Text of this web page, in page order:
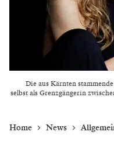
Die aus Kärnten
selbst als Grenzgängerin
Home News